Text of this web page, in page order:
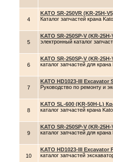
4
KATO SR-250VR (KR-25H-
Каталог запчастей крана
5
KATO SR-250SP-V (KR-25H-
электронный каталог
6
KATO SR-250SP-V (KR-
каталог запчастей для
7
KATO HD1023-III Excavator
Руководство по ремонту и
8
KATO SL-600 (KR-50H-L)
каталог запчастей крана
9
KATO SR-250SP-V (KR-
каталог запчастей для
10
KATO HD1023-III Excavator
каталог запчастей